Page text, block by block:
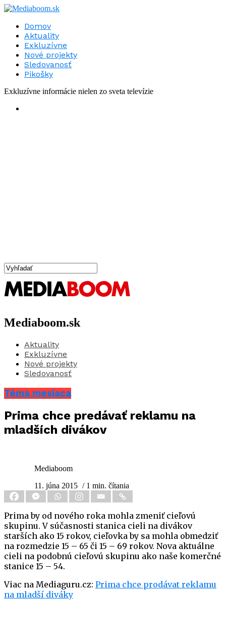
Domov
Aktuality
Exkluzívne
Nové projekty
Sledovanosť
Pikošky
Exkluzívne informácie nielen zo sveta televízie
Mediaboom.sk
Aktuality
Exkluzívne
Nové projekty
Sledovanosť
Téma mesiaca
Prima chce predávať reklamu na
mladších divákov
Mediaboom
11. júna 2015 / 1 min. čítania
Prima by od nového roka mohla zmeniť cieľovú
skupinu. V súčasnosti stanica cieli na divákov
starších ako 15 rokov, cieľovka by sa mohla obmedziť
na rozmedzie 15 – 65 či 15 – 69 rokov. Nova aktuálne
cieli na podobnú cieľovú skupinu ako naše komerčné
stanice 15 – 54.
Viac na Mediaguru.cz: Prima chce prodávat reklamu
na mladší diváky